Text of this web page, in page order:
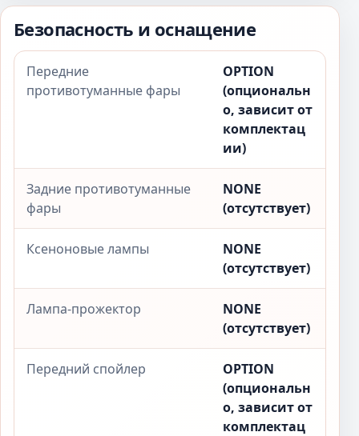
Безопасность и оснащение
Передние
противотуманные фары
OPTION
(опциональн
о, зависит от
комплектац
ии)
Задние противотуманные
фары
NONE
(отсутствует)
Ксеноновые лампы
NONE
(отсутствует)
Лампа-прожектор
NONE
(отсутствует)
Передний спойлер
OPTION
(опциональн
о, зависит от
комплектац